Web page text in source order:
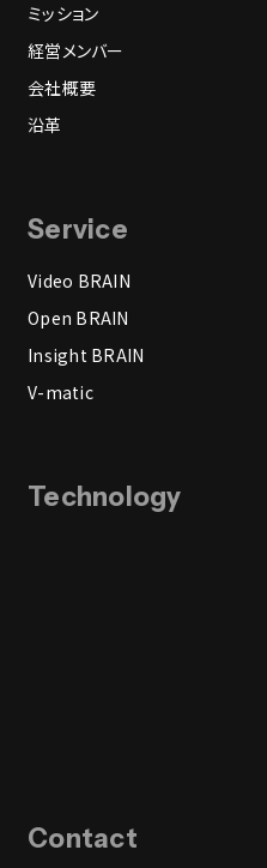
ミッション
経営メンバー
会社概要
沿革
Service
Video BRAIN
Open BRAIN
Insight BRAIN
V-matic
Technology
Contact